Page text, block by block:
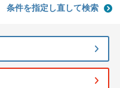
条件を指定し直して検索